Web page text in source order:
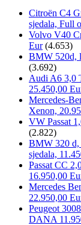
Citroën C4
sjedala, Full
Volvo V40
Eur (4.653)
BMW 520d,
(3.692)
Audi A6 3,0
25.450,00
Mercedes-
Xenon,
VW Passat
(2.822)
BMW 320 d,
sjedala,
Passat CC
16.950,00
Mercedes
22.950,00
Peugeot
DANA